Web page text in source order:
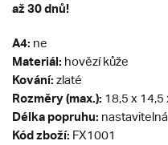
až 30 dnů!
A4: ne
Materiál: hovězí kůže
Kování: zlaté
Rozměry (max.): 18,5 x 14,5
Délka popruhu: nastavitelná
Kód zboží: FX1001